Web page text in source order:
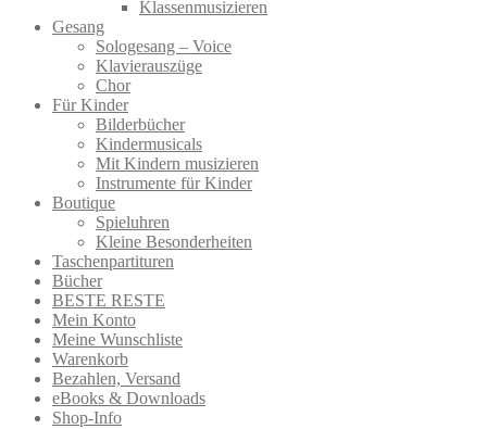
Klassenmusizieren
Gesang
Sologesang – Voice
Klavierauszüge
Chor
Für Kinder
Bilderbücher
Kindermusicals
Mit Kindern musizieren
Instrumente für Kinder
Boutique
Spieluhren
Kleine Besonderheiten
Taschenpartituren
Bücher
BESTE RESTE
Mein Konto
Meine Wunschliste
Warenkorb
Bezahlen, Versand
eBooks & Downloads
Shop-Info